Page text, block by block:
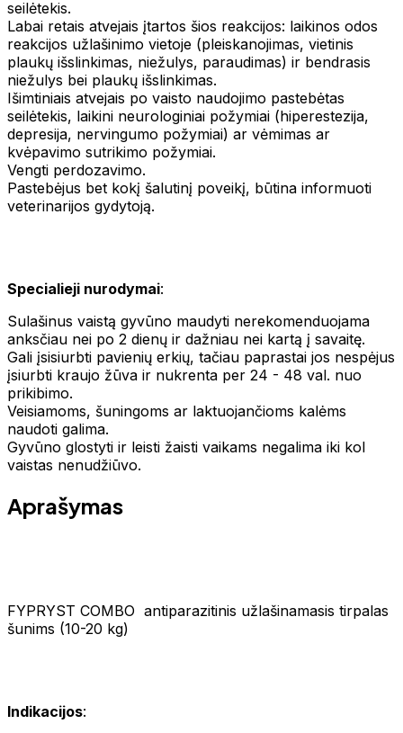
seilėtekis.
Labai retais atvejais įtartos šios reakcijos: laikinos odos
reakcijos užlašinimo vietoje (pleiskanojimas, vietinis
plaukų išslinkimas, niežulys, paraudimas) ir bendrasis
niežulys bei plaukų išslinkimas.
Išimtiniais atvejais po vaisto naudojimo pastebėtas
seilėtekis, laikini neurologiniai požymiai (hiperestezija,
depresija, nervingumo požymiai) ar vėmimas ar
kvėpavimo sutrikimo požymiai.
Vengti perdozavimo.
Pastebėjus bet kokį šalutinį poveikį, būtina informuoti
veterinarijos gydytoją.
Specialieji nurodymai:
Sulašinus vaistą gyvūno maudyti nerekomenduojama
anksčiau nei po 2 dienų ir dažniau nei kartą į savaitę.
Gali įsisiurbti pavienių erkių, tačiau paprastai jos nespėjus
įsiurbti kraujo žūva ir nukrenta per 24 - 48 val. nuo
prikibimo.
Veisiamoms, šuningoms ar laktuojančioms kalėms
naudoti galima.
Gyvūno glostyti ir leisti žaisti vaikams negalima iki kol
vaistas nenudžiūvo.
Aprašymas
FYPRYST COMBO antiparazitinis užlašinamasis tirpalas
šunims (10-20 kg)
Indikacijos: